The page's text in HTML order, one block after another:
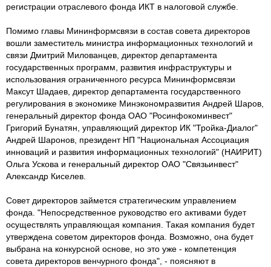
регистрации отраслевого фонда ИКТ в налоговой службе.
Помимо главы Мининформсвязи в состав совета директоров
вошли заместитель министра информационных технологий и
связи Дмитрий Милованцев, директор департамента
государственных программ, развития инфраструктуры и
использования ограниченного ресурса Мининформсвязи
Максут Шадаев, директор департамента государственного
регулирования в экономике Минэкономразвития Андрей Шаров,
генеральный директор фонда ОАО "Росинфокоминвест"
Григорий Бунатян, управляющий директор ИК "Тройка-Диалог"
Андрей Шаронов, президент НП "Национальная Ассоциация
инноваций и развития информационных технологий" (НАИРИТ)
Ольга Ускова и генеральный директор ОАО "Связьинвест"
Александр Киселев.
Совет директоров займется стратегическим управлением
фонда. "Непосредственное руководство его активами будет
осуществлять управляющая компания. Такая компания будет
утверждена советом директоров фонда. Возможно, она будет
выбрана на конкурсной основе, но это уже - компетенция
совета директоров венчурного фонда", - поясняют в